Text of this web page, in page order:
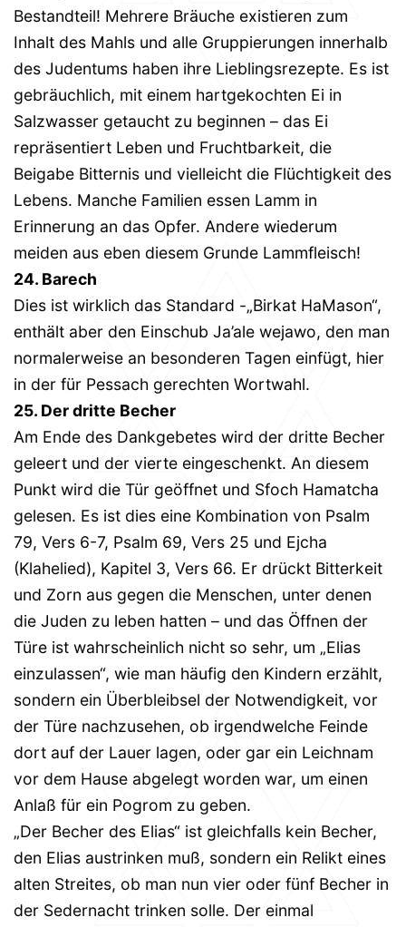
Bestandteil! Mehrere Bräuche existieren zum
Inhalt des Mahls und alle Gruppierungen innerhalb
des Judentums haben ihre Lieblingsrezepte. Es ist
gebräuchlich, mit einem hartgekochten Ei in
Salzwasser getaucht zu beginnen – das Ei
repräsentiert Leben und Fruchtbarkeit, die
Beigabe Bitternis und vielleicht die Flüchtigkeit des
Lebens. Manche Familien essen Lamm in
Erinnerung an das Opfer. Andere wiederum
meiden aus eben diesem Grunde Lammfleisch!
24. Barech
Dies ist wirklich das Standard -„Birkat HaMason“,
enthält aber den Einschub Ja’ale wejawo, den man
normalerweise an besonderen Tagen einfügt, hier
in der für Pessach gerechten Wortwahl.
25. Der dritte Becher
Am Ende des Dankgebetes wird der dritte Becher
geleert und der vierte eingeschenkt. An diesem
Punkt wird die Tür geöffnet und Sfoch Hamatcha
gelesen. Es ist dies eine Kombination von Psalm
79, Vers 6-7, Psalm 69, Vers 25 und Ejcha
(Klahelied), Kapitel 3, Vers 66. Er drückt Bitterkeit
und Zorn aus gegen die Menschen, unter denen
die Juden zu leben hatten – und das Öffnen der
Türe ist wahrscheinlich nicht so sehr, um „Elias
einzulassen“, wie man häufig den Kindern erzählt,
sondern ein Überbleibsel der Notwendigkeit, vor
der Türe nachzusehen, ob irgendwelche Feinde
dort auf der Lauer lagen, oder gar ein Leichnam
vor dem Hause abgelegt worden war, um einen
Anlaß für ein Pogrom zu geben.
„Der Becher des Elias“ ist gleichfalls kein Becher,
den Elias austrinken muß, sondern ein Relikt eines
alten Streites, ob man nun vier oder fünf Becher in
der Sedernacht trinken solle. Der einmal